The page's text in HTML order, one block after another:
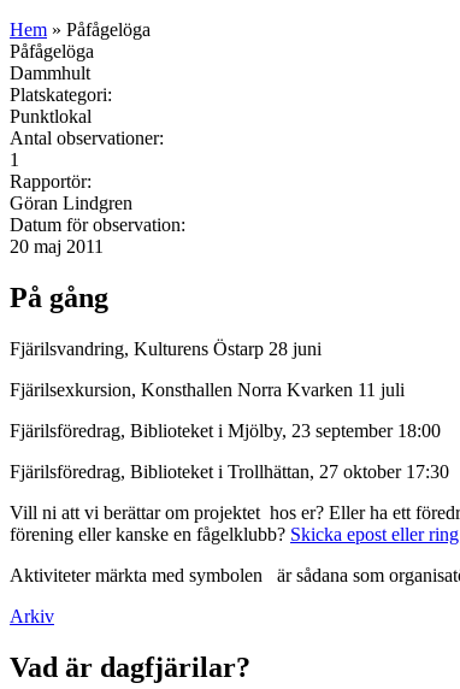
Hem » Påfågelöga
Påfågelöga
Dammhult
Platskategori:
Punktlokal
Antal observationer:
1
Rapportör:
Göran Lindgren
Datum för observation:
20 maj 2011
På gång
Fjärilsvandring, Kulturens Östarp 28 juni
Fjärilsexkursion, Konsthallen Norra Kvarken 11 juli
Fjärilsföredrag, Biblioteket i Mjölby, 23 september 18:00
Fjärilsföredrag, Biblioteket i Trollhättan, 27 oktober 17:30
Vill ni att vi berättar om projektet hos er? Eller ha ett
förening eller kanske en fågelklubb? Skicka epost eller
Aktiviteter märkta med symbolen
är sådana som
Arkiv
Vad är dagfjärilar?